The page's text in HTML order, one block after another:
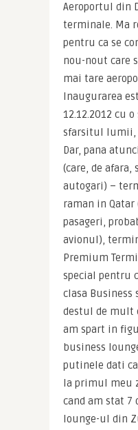
Aeroportul din
terminale. Ma
pentru ca se
nou-nout care
mai tare
Inaugurarea
12.12.2012 cu
sfarsitul lumii,
Dar, pana
(care, de afara,
autogari) –
raman in
pasageri,
avionul),
Premium
special pentru
clasa Business
destul de mult
am spart in
business
putinele dati
la primul meu
cand am stat 7
lounge-ul din